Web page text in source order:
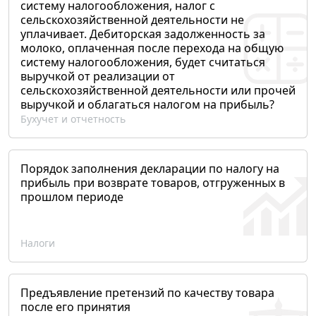
систему налогообложения, налог с
сельскохозяйственной деятельности не
уплачивает. Дебиторская задолженность за
молоко, оплаченная после перехода на общую
систему налогообложения, будет считаться
выручкой от реализации от
сельскохозяйственной деятельности или прочей
выручкой и облагаться налогом на прибыль?
Бухучет и отчетность
Порядок заполнения декларации по налогу на
прибыль при возврате товаров, отгруженных в
прошлом периоде
Налоги
Предъявление претензий по качеству товара
после его принятия